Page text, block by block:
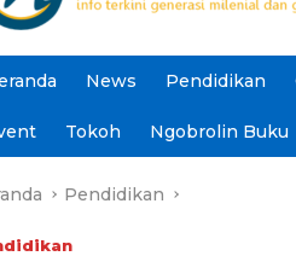
News Pendidikan
Tokoh Ngobrolin Buku
Pendidikan